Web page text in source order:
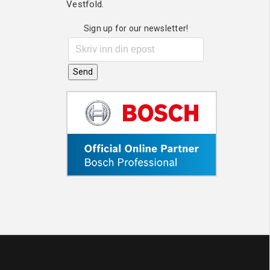
Vestfold.
Sign up for our newsletter!
Send